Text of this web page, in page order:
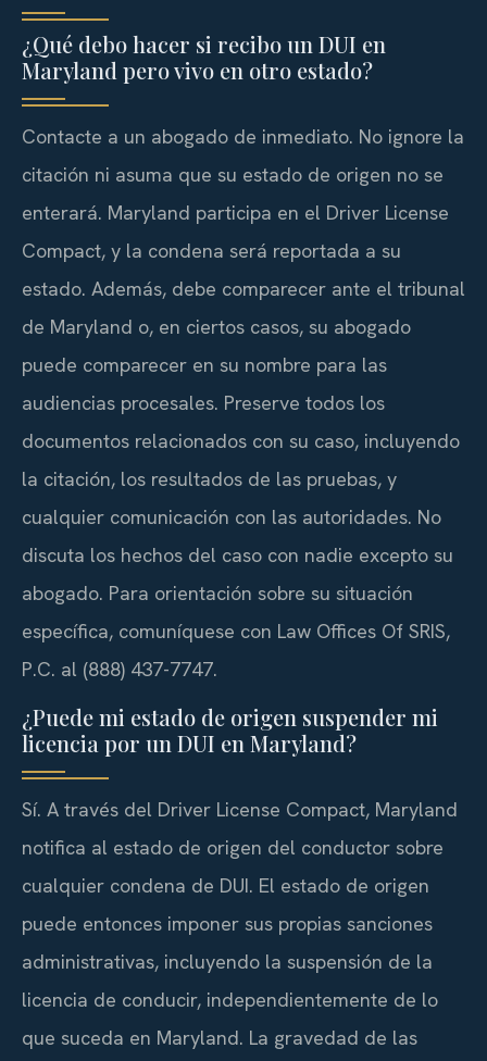
¿Qué debo hacer si recibo un DUI en
Maryland pero vivo en otro estado?
Contacte a un abogado de inmediato. No ignore la
citación ni asuma que su estado de origen no se
enterará. Maryland participa en el Driver License
Compact, y la condena será reportada a su
estado. Además, debe comparecer ante el tribunal
de Maryland o, en ciertos casos, su abogado
puede comparecer en su nombre para las
audiencias procesales. Preserve todos los
documentos relacionados con su caso, incluyendo
la citación, los resultados de las pruebas, y
cualquier comunicación con las autoridades. No
discuta los hechos del caso con nadie excepto su
abogado. Para orientación sobre su situación
específica, comuníquese con Law Offices Of SRIS,
P.C. al (888) 437-7747.
¿Puede mi estado de origen suspender mi
licencia por un DUI en Maryland?
Sí. A través del Driver License Compact, Maryland
notifica al estado de origen del conductor sobre
cualquier condena de DUI. El estado de origen
puede entonces imponer sus propias sanciones
administrativas, incluyendo la suspensión de la
licencia de conducir, independientemente de lo
que suceda en Maryland. La gravedad de las